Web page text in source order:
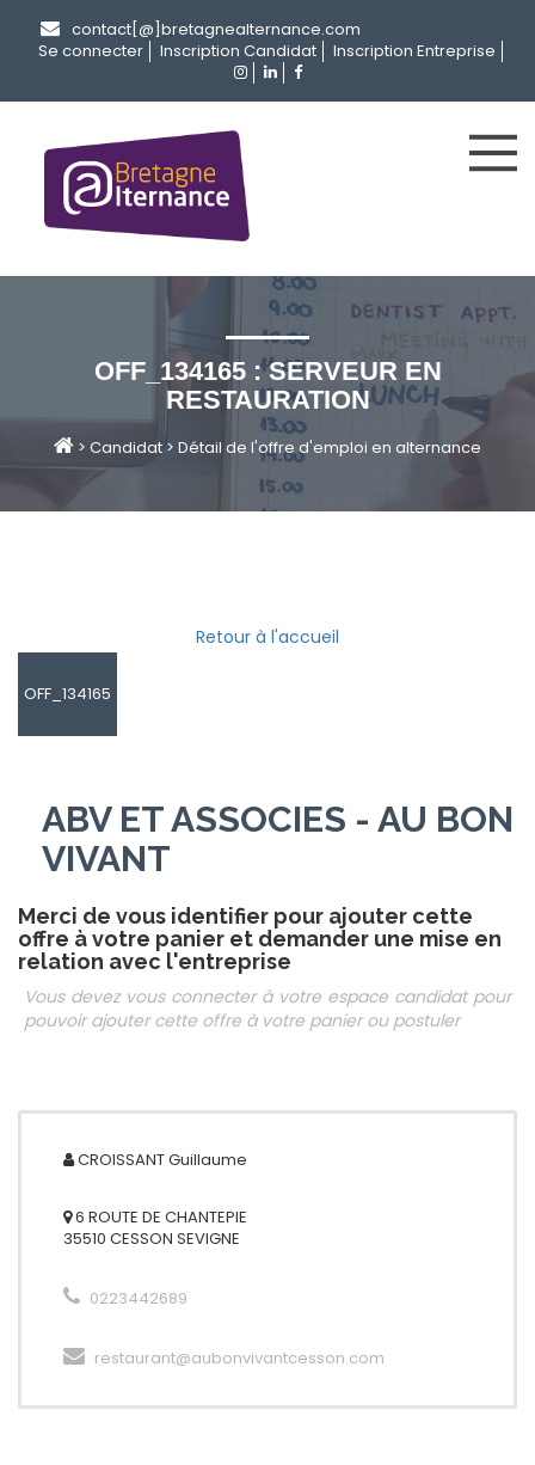
contact[@]bretagnealternance.com
Se connecter
Inscription Candidat Inscription Entreprise
OFF_134165 : SERVEUR EN
RESTAURATION
> Candidat > Détail de l'offre d'emploi en alternance
Retour à l'accueil
OFF_134165
ABV ET ASSOCIES - AU BON
VIVANT
Merci de vous identifier pour ajouter cette
offre à votre panier et demander une mise en
relation avec l'entreprise
Vous devez vous connecter à votre espace candidat pour
pouvoir ajouter cette offre à votre panier ou postuler
CROISSANTGuillaume
6 ROUTE DE CHANTEPIE
35510 CESSON SEVIGNE
0223442689
restaurant@aubonvivantcesson.com